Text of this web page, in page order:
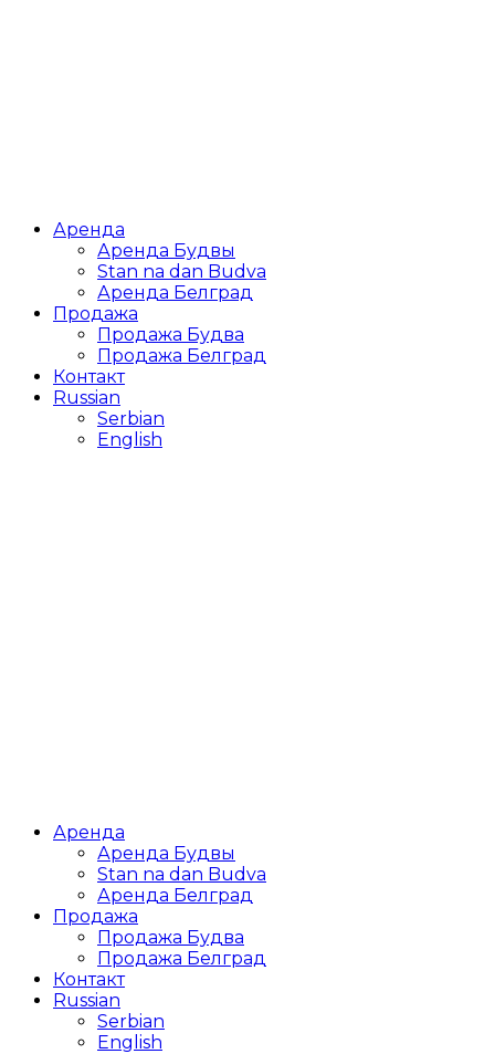
Аренда
Аренда Будвы
Stan na dan Budva
Аренда Белград
Продажа
Продажа Будва
Продажа Белград
Контакт
Russian
Serbian
English
Аренда
Аренда Будвы
Stan na dan Budva
Аренда Белград
Продажа
Продажа Будва
Продажа Белград
Контакт
Russian
Serbian
English